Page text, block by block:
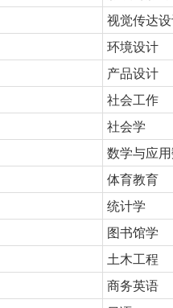
视觉传达
环境设计
产品设计
社会工作
社会学
数学与应
体育教育
统计学
图书馆学
土木工程
商务英语